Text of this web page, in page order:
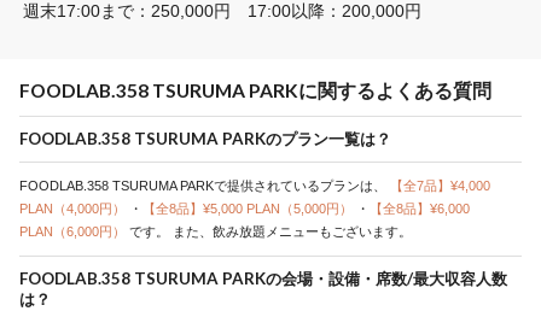
週末17:00まで：250,000円　17:00以降：200,000円
FOODLAB.358 TSURUMA PARKに関するよくある質問
FOODLAB.358 TSURUMA PARKのプラン一覧は？
FOODLAB.358 TSURUMA PARKで提供されているプランは、
【全7品】¥4,000
PLAN（4,000円）
・ 【全8品】¥5,000 PLAN（5,000円） ・
【全8品】¥6,000
PLAN（6,000円） です。 また、飲み放題メニューもございます。
FOODLAB.358 TSURUMA PARKの会場・設備・席数/最大収容人数
は？